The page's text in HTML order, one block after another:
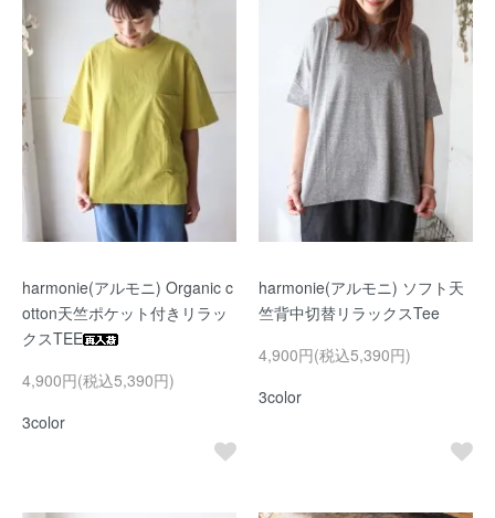
harmonie(アルモニ) Organic c
otton天竺ポケット付きリラッ
クスTEE
4,900円(税込5,390円)
3color
harmonie(アルモニ) ソフト天
竺背中切替リラックスTee
4,900円(税込5,390円)
3color